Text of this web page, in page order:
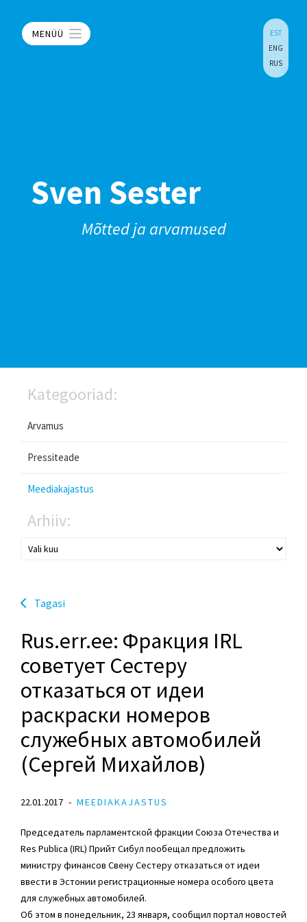
MENÜÜ
EST
ENG
RUS
Sven Sester
Mõtted ja arvamused
Kategooriad:
Arvamus
Pressiteade
Meediakajastus
Arhiiv:
Tagasi
Rus.err.ee: Фракция IRL
советует Сестеру
отказаться от идеи
раскраски номеров
служебных автомобилей
(Сергей Михайлов)
22.01.2017 MEEDIAKAJASTUS
Председатель парламентской фракции Союза Отечества и
Res Publica (IRL) Прийт Сибул пообещал предложить
министру финансов Свену Сестеру отказаться от идеи
ввести в Эстонии регистрационные номера особого цвета
для служебных автомобилей.
Об этом в понедельник, 23 января, сообщил портал новостей